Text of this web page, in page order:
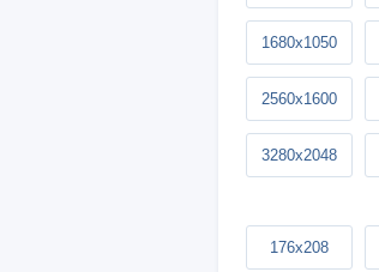
1680x1050
2560x1600
3280x2048
176x208